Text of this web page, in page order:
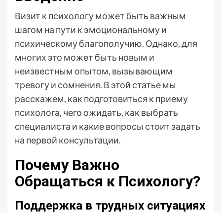
Визит к психологу может быть важным
шагом на пути к эмоциональному и
психическому благополучию. Однако, для
многих это может быть новым и
неизвестным опытом, вызывающим
тревогу и сомнения. В этой статье мы
расскажем, как подготовиться к приему
психолога, чего ожидать, как выбрать
специалиста и какие вопросы стоит задать
на первой консультации.
Почему Важно
Обращаться к Психологу?
Поддержка в трудных ситуациях